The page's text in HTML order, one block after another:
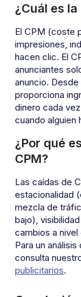
¿Cuál es
El CPM (coste
impresiones,
hacen clic. El
anunciantes
anuncio.
proporciona
dinero cada
cuando alguien
¿Por qué
CPM?
Las caídas de
estacionalidad
mezcla de
bajo),
cambios a nivel
Para un
consulta
publicitarios.